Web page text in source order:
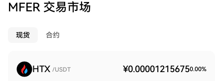
MFER 交易市场
现货 合约
HTX /USDT ¥0.000012156750.00%